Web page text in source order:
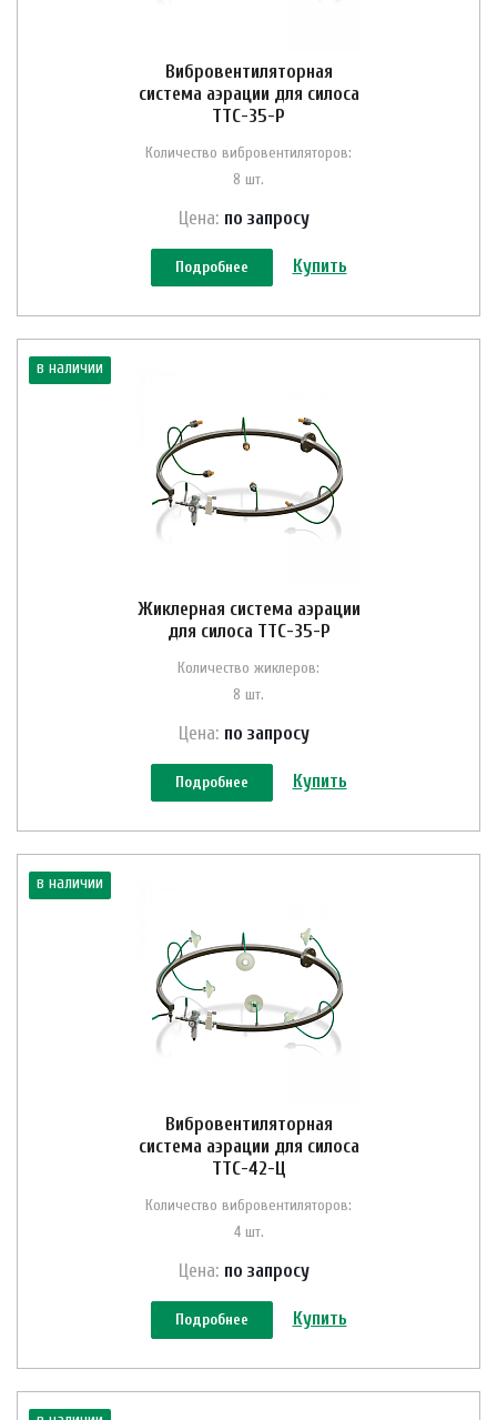
Вибровентиляторная
система аэрации для силоса
ТТС-35-Р
Количество вибровентиляторов:
8 шт.
Цена: по запросу
Подробнее Купить
в наличии
Жиклерная система аэрации
для силоса ТТС-35-Р
Количество жиклеров:
8 шт.
Цена: по запросу
Подробнее Купить
в наличии
Вибровентиляторная
система аэрации для силоса
ТТС-42-Ц
Количество вибровентиляторов:
4 шт.
Цена: по запросу
Подробнее Купить